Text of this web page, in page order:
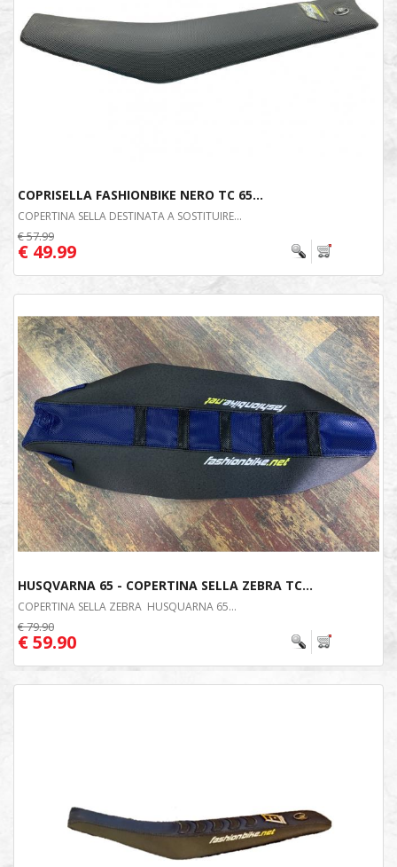
COPRISELLA FASHIONBIKE NERO TC 65...
COPERTINA SELLA DESTINATA A SOSTITUIRE...
€ 57.99
€ 49.99
HUSQVARNA 65 - COPERTINA SELLA ZEBRA TC...
COPERTINA SELLA ZEBRA HUSQUARNA 65...
€ 79.90
€ 59.90